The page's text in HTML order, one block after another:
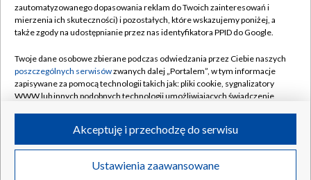
Naziemna Telewizja Cyfrowa
Rada Programowa
System NOS
Informacje o nadawcy
Program dla prasy
Moje zgody
Pomoc
Kontakt
Kanały
©2026 Telewizja Polska S.A. w likwidacji
zautomatyzowanego dopasowania reklam do Twoich zainteresowań i
mierzenia ich skuteczności) i pozostałych, które wskazujemy poniżej, a
także zgody na udostępnianie przez nas identyfikatora PPID do Google.
Twoje dane osobowe zbierane podczas odwiedzania przez Ciebie naszych
poszczególnych serwisówzwanych dalej „Portalem”, w tym informacje
zapisywane za pomocą technologii takich jak: pliki cookie, sygnalizatory
WWW lub innych podobnych technologii umożliwiających świadczenie
ruchu w Internecie.
Twoje dane osobowe zbierane podczas odwiedzania przez Ciebie
poszczególnych serwisówna Portalu, takie jak adresy IP, identyfikatory
Ustawienia zaawansowane
Akceptuję i przechodzę do serwisu